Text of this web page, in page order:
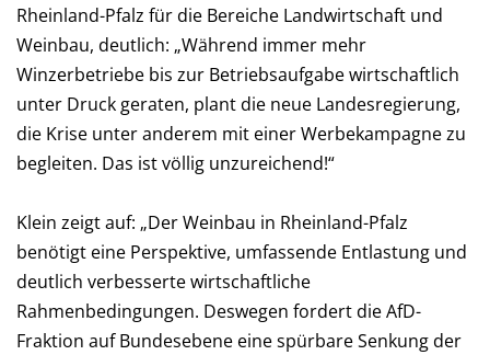
Rheinland-Pfalz für die Bereiche Landwirtschaft und
Weinbau, deutlich: „Während immer mehr
Winzerbetriebe bis zur Betriebsaufgabe wirtschaftlich
unter Druck geraten, plant die neue Landesregierung,
die Krise unter anderem mit einer Werbekampagne zu
begleiten. Das ist völlig unzureichend!“
Klein zeigt auf: „Der Weinbau in Rheinland-Pfalz
benötigt eine Perspektive, umfassende Entlastung und
deutlich verbesserte wirtschaftliche
Rahmenbedingungen. Deswegen fordert die AfD-
Fraktion auf Bundesebene eine spürbare Senkung der